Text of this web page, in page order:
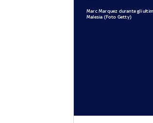
Marc Marquez durante gli
Malesia (Foto Getty)